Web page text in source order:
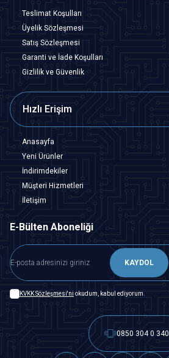
Teslimat Koşulları
Üyelik Sözleşmesi
Satış Sözleşmesi
Garanti ve İade Koşulları
Gizlilik ve Güvenlik
Hızlı Erişim
Anasayfa
Yeni Ürünler
İndirimdekiler
Müşteri Hizmetleri
İletişim
E-Bülten Aboneliği
KAYDOL
KVKK Sözleşmesi'ni okudum, kabul ediyorum.
0850 304 0 340